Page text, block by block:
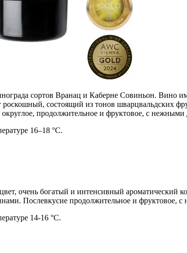
сортов Вранац и Каберне Совиньон.
состоящий из тонов шварцвальдских
продолжительное и фруктовое, с
16–18 °C.
очень богатый и интенсивный ароматический
Послевкусие продолжительное и фруктовое,
14-16 °C.